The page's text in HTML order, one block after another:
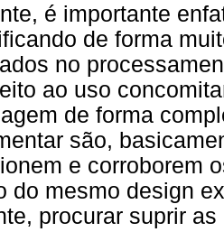
é importante
de forma
no
ao uso
de forma
são,
e corroborem
do mesmo design
procurar suprir